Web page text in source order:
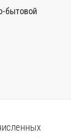
бытовой